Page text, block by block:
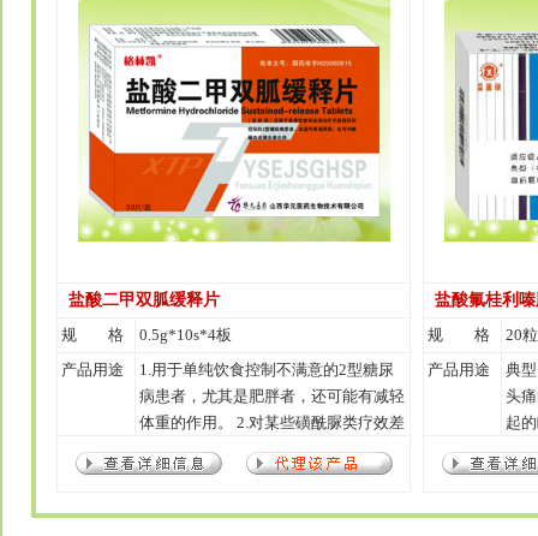
盐酸二甲双胍缓释片
规 格
0.5g*10s*4板
产品用途
1.用于单纯饮食控制不满意的2型糖尿
病患者，尤其是肥胖者，还可能有减轻
体重的作用。 2.对某些磺酰脲类疗效差
的患者可奏效。 3.可与磺酰脲类或胰岛
素合用以改善血糖控制。
盐酸氟桂利
规 格
20
产品用途
典
头
起